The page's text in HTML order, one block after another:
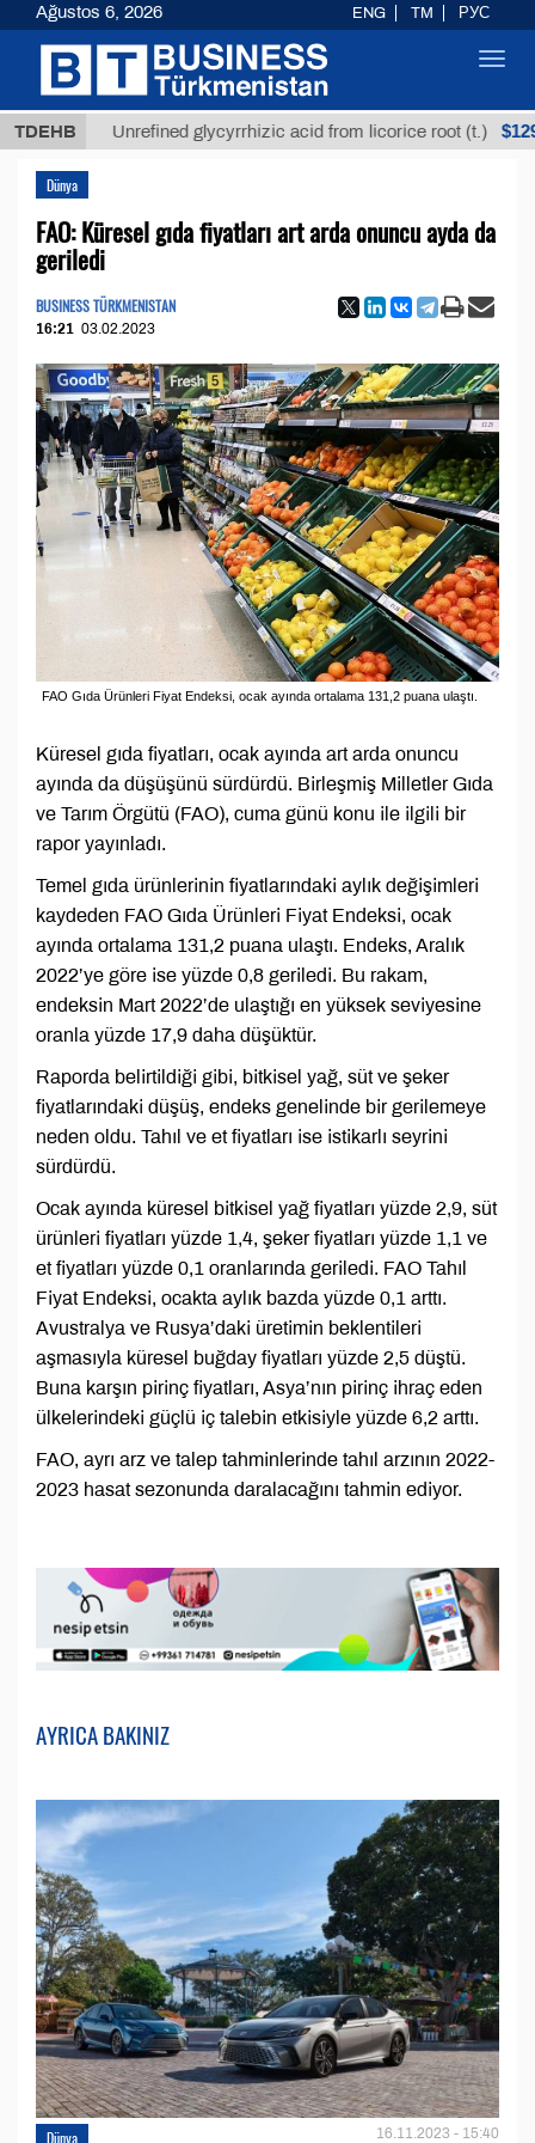
TDEHBUnrefined glycyrrhizic acid from licorice root (t.) $12935,18
Dünya
FAO: Küresel gıda fiyatları art arda onuncu ayda da
geriledi
BUSINESS TÜRKMENISTAN
16:21 03.02.2023
FAO Gıda Ürünleri Fiyat Endeksi, ocak ayında ortalama 131,2 puana ulaştı.
Küresel gıda fiyatları, ocak ayında art arda onuncu
ayında da düşüşünü sürdürdü. Birleşmiş Milletler Gıda
ve Tarım Örgütü (FAO), cuma günü konu ile ilgili bir
rapor yayınladı.
Temel gıda ürünlerinin fiyatlarındaki aylık değişimleri
kaydeden FAO Gıda Ürünleri Fiyat Endeksi, ocak
ayında ortalama 131,2 puana ulaştı. Endeks, Aralık
2022’ye göre ise yüzde 0,8 geriledi. Bu rakam,
endeksin Mart 2022’de ulaştığı en yüksek seviyesine
oranla yüzde 17,9 daha düşüktür.
Raporda belirtildiği gibi, bitkisel yağ, süt ve şeker
fiyatlarındaki düşüş, endeks genelinde bir gerilemeye
neden oldu. Tahıl ve et fiyatları ise istikarlı seyrini
sürdürdü.
Ocak ayında küresel bitkisel yağ fiyatları yüzde 2,9, süt
ürünleri fiyatları yüzde 1,4, şeker fiyatları yüzde 1,1 ve
et fiyatları yüzde 0,1 oranlarında geriledi. FAO Tahıl
Fiyat Endeksi, ocakta aylık bazda yüzde 0,1 arttı.
Avustralya ve Rusya’daki üretimin beklentileri
aşmasıyla küresel buğday fiyatları yüzde 2,5 düştü.
Buna karşın pirinç fiyatları, Asya’nın pirinç ihraç eden
ülkelerindeki güçlü iç talebin etkisiyle yüzde 6,2 arttı.
FAO, ayrı arz ve talep tahminlerinde tahıl arzının 2022-
2023 hasat sezonunda daralacağını tahmin ediyor.
AYRICA BAKINIZ
Dünya 16.11.2023 - 15:40
Ağustos 6, 2026 ENG TM РУС